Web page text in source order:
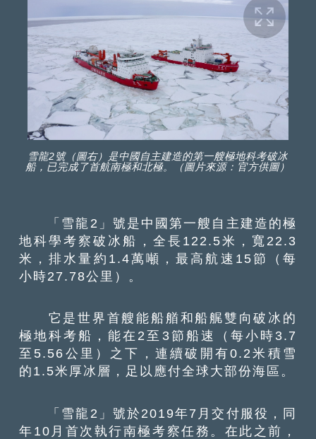
雪龍2號（圖右）是中國自主建造的第一艘極地科考破冰
船，已完成了首航南極和北極。（圖片來源：官方供圖）
「雪龍2」號是中國第一艘自主建造的極
地科學考察破冰船，全長122.5米，寬22.3
米，排水量約1.4萬噸，最高航速15節（每
小時27.78公里）。
它是世界首艘能船艏和船艉雙向破冰的
極地科考船，能在2至3節船速（每小時3.7
至5.56公里）之下，連續破開有0.2米積雪
的1.5米厚冰層，足以應付全球大部份海區。
「雪龍2」號於2019年7月交付服役，同
年10月首次執行南極考察任務。在此之前，